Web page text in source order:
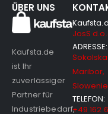
ÜBER UNS
Kaufsta.de
ist Ihr
zuverlässiger
Partner für
Industriebedarf,
JosS
ADRESSE:
Maribor,
TELEFON:
+49 162